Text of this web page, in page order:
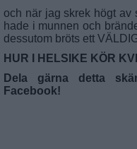
och när jag skrek högt av
hade i munnen och
dessutom bröts ett
HUR I HELSIKE KÖR
Dela gärna detta
Facebook!